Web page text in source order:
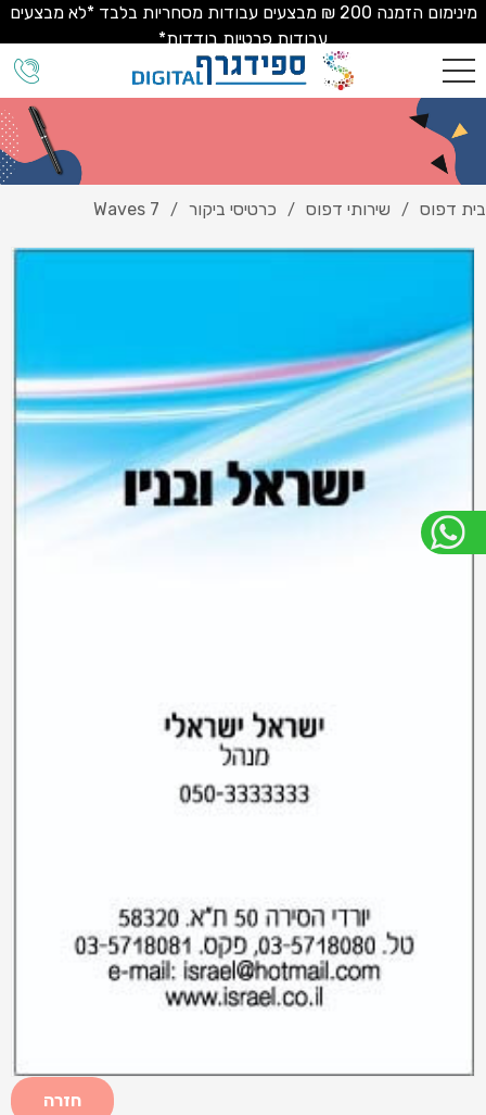
מינימום הזמנה 200 ₪ מבצעים עבודות מסחריות בלבד *לא מבצעים
עבודות פרטיות בודדות*
בית דפוס / שירותי דפוס / כרטיסי ביקור /
Waves 7
חזרה